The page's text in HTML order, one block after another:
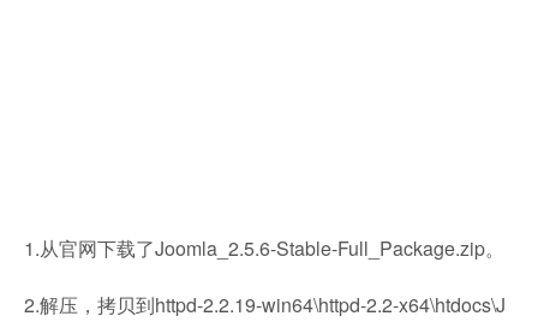
1.从官网下载了Joomla_2.5.6-Stable-Full_Package.zip。
2.解压，拷贝到httpd-2.2.19-win64\httpd-2.2-x64\htdocs\J